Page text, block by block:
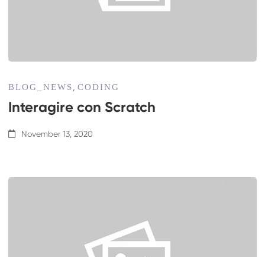
BLOG_NEWS ,CODING
Interagire con Scratch
November 13, 2020